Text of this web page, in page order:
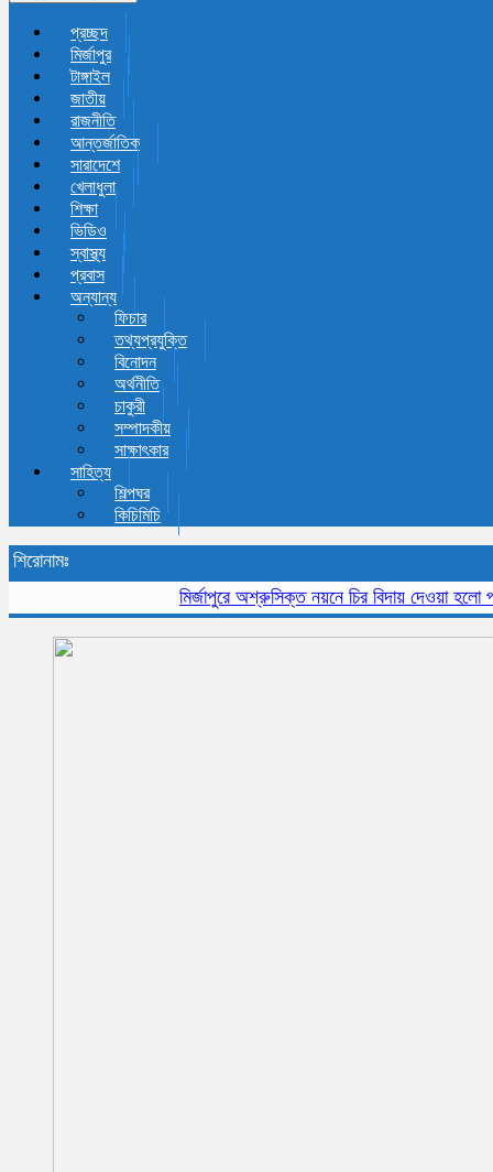
প্রচ্ছদ
মির্জাপুর
টাঙ্গাইল
জাতীয়
রাজনীতি
আন্তর্জাতিক
সারাদেশে
খেলাধুলা
শিক্ষা
ভিডিও
স্বাস্থ্য
প্রবাস
অন্যান্য
ফিচার
তথ্যপ্রযুক্তি
বিনোদন
অর্থনীতি
চাকুরী
সম্পাদকীয়
সাক্ষাৎকার
সাহিত্য
শিল্পঘর
কিচিমিচি
শিরোনামঃ
মির্জাপুরে অশ্রুসিক্ত নয়নে চির বিদায় দেওয়া হলো প্রবীন